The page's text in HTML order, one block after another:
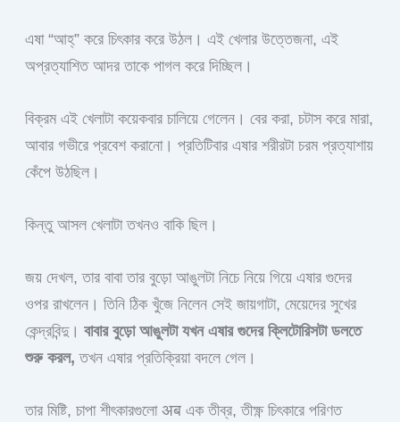
এষা “আহ্” করে চিৎকার করে উঠল। এই খেলার উত্তেজনা, এই
অপ্রত্যাশিত আদর তাকে পাগল করে দিচ্ছিল।
বিক্রম এই খেলাটা কয়েকবার চালিয়ে গেলেন। বের করা, চটাস করে মারা,
আবার গভীরে প্রবেশ করানো। প্রতিটিবার এষার শরীরটা চরম প্রত্যাশায়
কেঁপে উঠছিল।
কিন্তু আসল খেলাটা তখনও বাকি ছিল।
জয় দেখল, তার বাবা তার বুড়ো আঙুলটা নিচে নিয়ে গিয়ে এষার গুদের
ওপর রাখলেন। তিনি ঠিক খুঁজে নিলেন সেই জায়গাটা, মেয়েদের সুখের
কেন্দ্রবিন্দু। বাবার বুড়ো আঙুলটা যখন এষার গুদের ক্লিটোরিসটা ডলতে
শুরু করল, তখন এষার প্রতিক্রিয়া বদলে গেল।
তার মিষ্টি, চাপা শীৎকারগুলো अब এক তীব্র, তীক্ষ্ণ চিৎকারে পরিণত